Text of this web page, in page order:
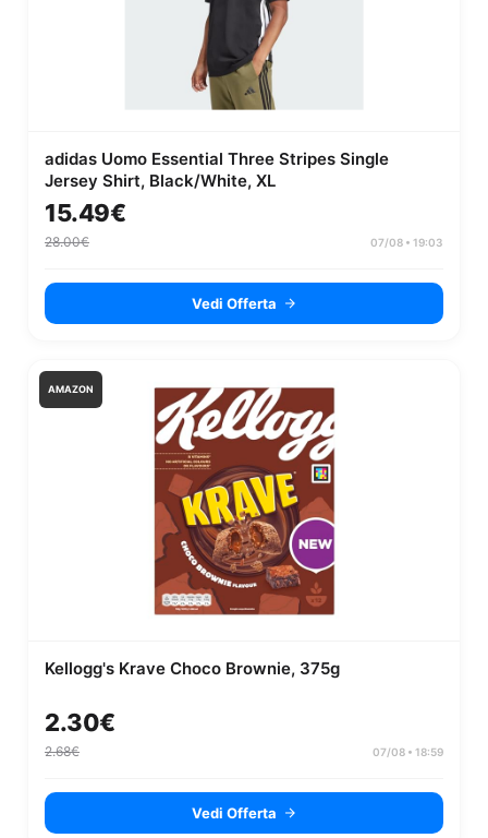
adidas Uomo Essential Three Stripes Single
Jersey Shirt, Black/White, XL
15.49€
28.00€ 07/08 • 19:03
Vedi Offerta
AMAZON
Kellogg's Krave Choco Brownie, 375g
2.30€
2.68€ 07/08 • 18:59
Vedi Offerta